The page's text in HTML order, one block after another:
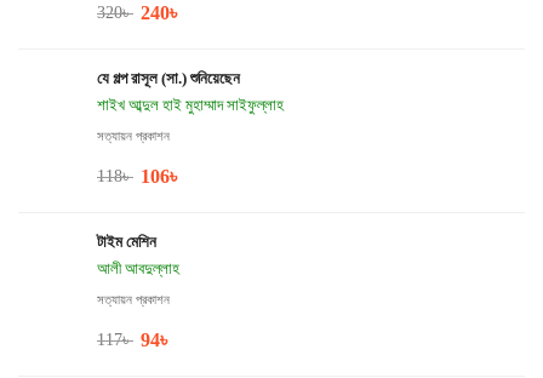
320৳ 240৳
যে গল্প রাসূল (সা.) শুনিয়েছেন
শাইখ আব্দুল হাই মুহাম্মাদ সাইফুল্লাহ
সত্যায়ন প্রকাশন
118৳ 106৳
টাইম মেশিন
আলী আবদুল্লাহ
সত্যায়ন প্রকাশন
117৳ 94৳